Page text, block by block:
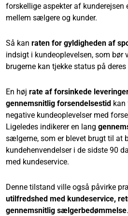
forskellige aspekter af kunderejsen
mellem sælgere og kunder.
Så kan raten for gyldigheden af
indsigt i kundeoplevelsen, som bør
brugerne kan tjekke status på
En høj rate af forsinkede
gennemsnitlig forsendelsestid kan
negative kundeoplevelser med
Ligeledes indikerer en lang
sælgerne, som er blevet brugt til at
kundehenvendelser i de sidste 90
med kundeservice.
Denne tilstand ville også påvirke
utilfredshed med kundeservice,
gennemsnitlig sælgerbedømmelse